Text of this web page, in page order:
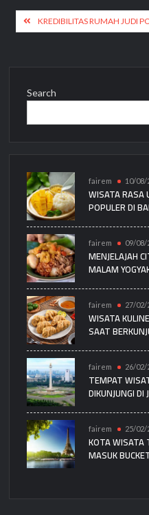
Post
navigation
KREDIBILITAS RUMAH JUDI
Search
fairem 10/08/
WISATA RASA
POPULER DI
fairem 09/08/
MENJELAJAH
MALAM
fairem 27/02/
WISATA
SAAT
fairem 26/02/
TEMPAT
DIKUNJUNGI DI
fairem 25/02/
KOTA WISATA
MASUK